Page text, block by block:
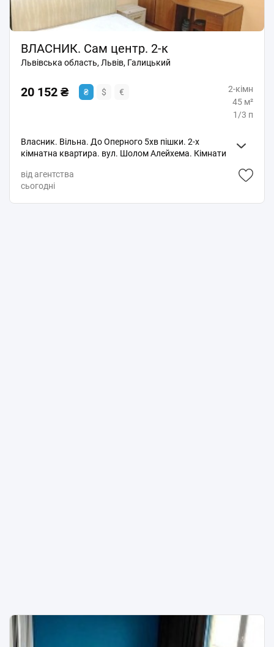
ВЛАСНИК. Сам центр. 2-к
Львівська область, Львів, Галицький
20 152 ₴ ₴ $ €
2-кімн
45 м²
1/3 п
Власник. Вільна. До Оперного 5хв пішки. 2-х
кімнатна квартира. вул. Шолом Алейхема. Кімнати
WI-Fi. Можна з тваринками. Можна студентів Також
відправлю відео-огляд.
від агентства
сьогодні